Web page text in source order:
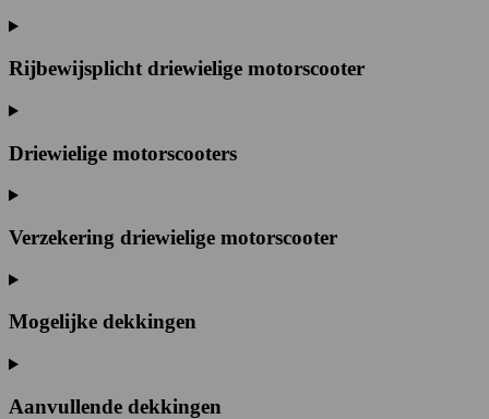
Rijbewijsplicht driewielige motorscooter
Driewielige motorscooters
Verzekering driewielige motorscooter
Mogelijke dekkingen
Aanvullende dekkingen